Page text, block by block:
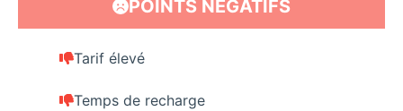
POINTS NÉGATIFS
Tarif élevé
Temps de recharge